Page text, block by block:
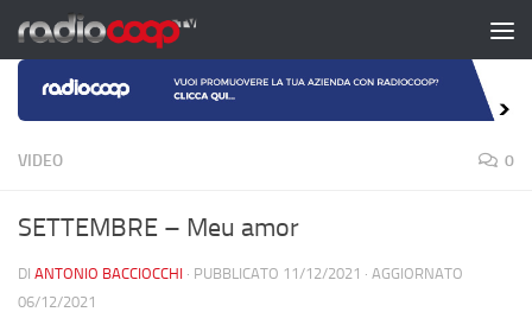
Salta al contenuto
VIDEO 0
SETTEMBRE – Meu amor
DI ANTONIO BACCIOCCHI · PUBBLICATO 11/12/2021 · AGGIORNATO
06/12/2021